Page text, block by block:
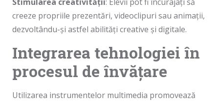
Stimularea creativității: Elevii pot fi încurajați să
creeze propriile prezentări, videoclipuri sau animații,
dezvoltându-și astfel abilități creative și digitale.
Integrarea tehnologiei în
procesul de învățare
Utilizarea instrumentelor multimedia promovează